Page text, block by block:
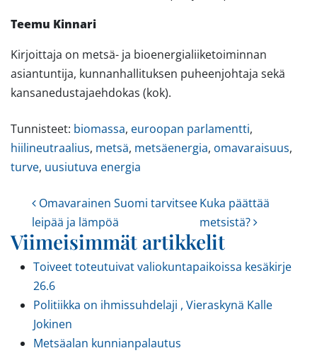
Teemu Kinnari
Kirjoittaja on metsä- ja bioenergialiiketoiminnan
asiantuntija, kunnanhallituksen puheenjohtaja sekä
kansanedustajaehdokas (kok).
Tunnisteet: biomassa, euroopan parlamentti,
hiilineutraalius, metsä, metsäenergia, omavaraisuus,
turve, uusiutuva energia
Artikkelien navigointi
Omavarainen Suomi tarvitsee
leipää ja lämpöä
Kuka päättää
metsistä?
Viimeisimmät artikkelit
Toiveet toteutuivat valiokuntapaikoissa kesäkirje
26.6
Politiikka on ihmissuhdelaji , Vieraskynä Kalle
Jokinen
Metsäalan kunnianpalautus